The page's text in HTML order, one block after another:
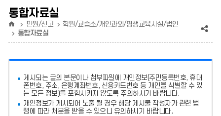
통합자료실
민원/신고
학원/교습소/개인과외/평생교육시설/법인
통합자료실
공
유
(상
게시되는 글의 본문이나 첨부파일에 개인정보(주민등록번호, 휴대
폰번호, 주소, 은행계좌번호, 신용카드번호 등 개인을 식별할 수 있
는 모든 정보)를 포함시키지 않도록 주의 하시기 바랍니다.
개인정보가 게시되어 노출 될 경우 해당 게시물 작성자가 관련 법
령에 따라 처분을 받을 수 있으니 유의하시기 바랍니다.